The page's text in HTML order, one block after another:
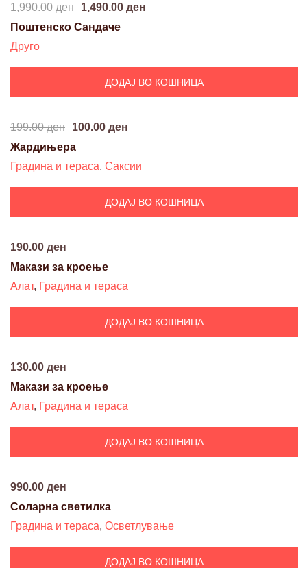
1,990.00ден 1,490.00 ден
Поштенско Сандаче
Друго
ДОДАЈ ВО КОШНИЦА
199.00ден 100.00 ден
Жардињера
Градина и тераса, Саксии
ДОДАЈ ВО КОШНИЦА
190.00 ден
Макази за кроење
Алат, Градина и тераса
ДОДАЈ ВО КОШНИЦА
130.00 ден
Макази за кроење
Алат, Градина и тераса
ДОДАЈ ВО КОШНИЦА
990.00 ден
Соларна светилка
Градина и тераса, Осветлување
ДОДАЈ ВО КОШНИЦА